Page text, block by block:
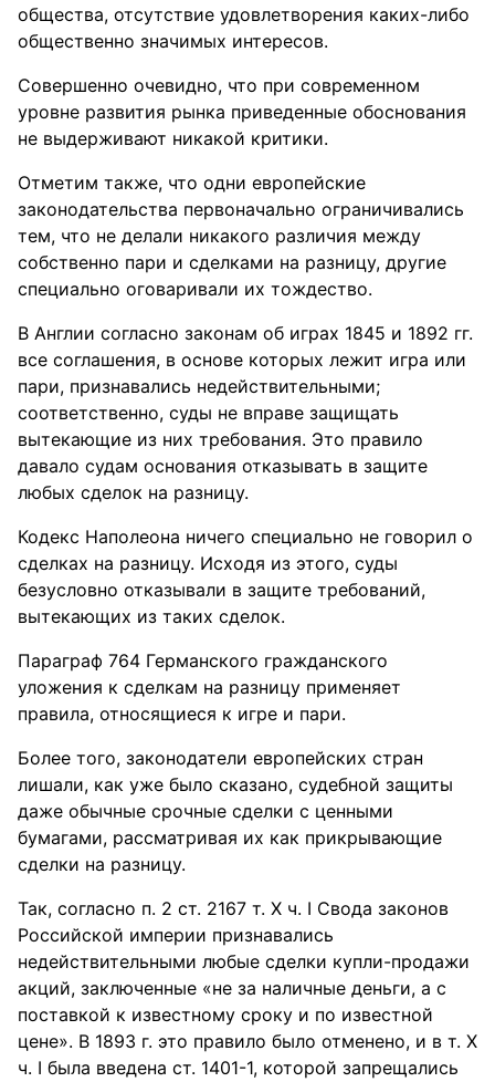
общества, отсутствие удовлетворения каких-либо
общественно значимых интересов.
Совершенно очевидно, что при современном
уровне развития рынка приведенные обоснования
не выдерживают никакой критики.
Отметим также, что одни европейские
законодательства первоначально ограничивались
тем, что не делали никакого различия между
собственно пари и сделками на разницу, другие
специально оговаривали их тождество.
В Англии согласно законам об играх 1845 и 1892 гг.
все соглашения, в основе которых лежит игра или
пари, признавались недействительными;
соответственно, суды не вправе защищать
вытекающие из них требования. Это правило
давало судам основания отказывать в защите
любых сделок на разницу.
Кодекс Наполеона ничего специально не говорил о
сделках на разницу. Исходя из этого, суды
безусловно отказывали в защите требований,
вытекающих из таких сделок.
Параграф 764 Германского гражданского
уложения к сделкам на разницу применяет
правила, относящиеся к игре и пари.
Более того, законодатели европейских стран
лишали, как уже было сказано, судебной защиты
даже обычные срочные сделки с ценными
бумагами, рассматривая их как прикрывающие
сделки на разницу.
Так, согласно п. 2 ст. 2167 т. X ч. I Свода законов
Российской империи признавались
недействительными любые сделки купли-продажи
акций, заключенные «не за наличные деньги, а с
поставкой к известному сроку и по известной
цене». В 1893 г. это правило было отменено, и в т. X
ч. I была введена ст. 1401-1, которой запрещались